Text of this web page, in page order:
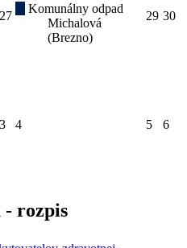
27
Komunálny odpad
Michalová
(Brezno)
29 30
3 4 5 6
- rozpis